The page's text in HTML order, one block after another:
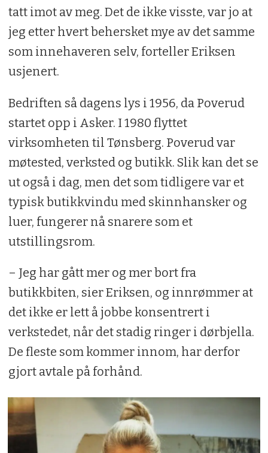
tatt imot av meg. Det de ikke visste, var jo at
jeg etter hvert behersket mye av det samme
som innehaveren selv, forteller Eriksen
usjenert.
Bedriften så dagens lys i 1956, da Poverud
startet opp i Asker. I 1980 flyttet
virksomheten til Tønsberg. Poverud var
møtested, verksted og butikk. Slik kan det se
ut også i dag, men det som tidligere var et
typisk butikkvindu med skinnhansker og
luer, fungerer nå snarere som et
utstillingsrom.
– Jeg har gått mer og mer bort fra
butikkbiten, sier Eriksen, og innrømmer at
det ikke er lett å jobbe konsentrert i
verkstedet, når det stadig ringer i dørbjella.
De fleste som kommer innom, har derfor
gjort avtale på forhånd.